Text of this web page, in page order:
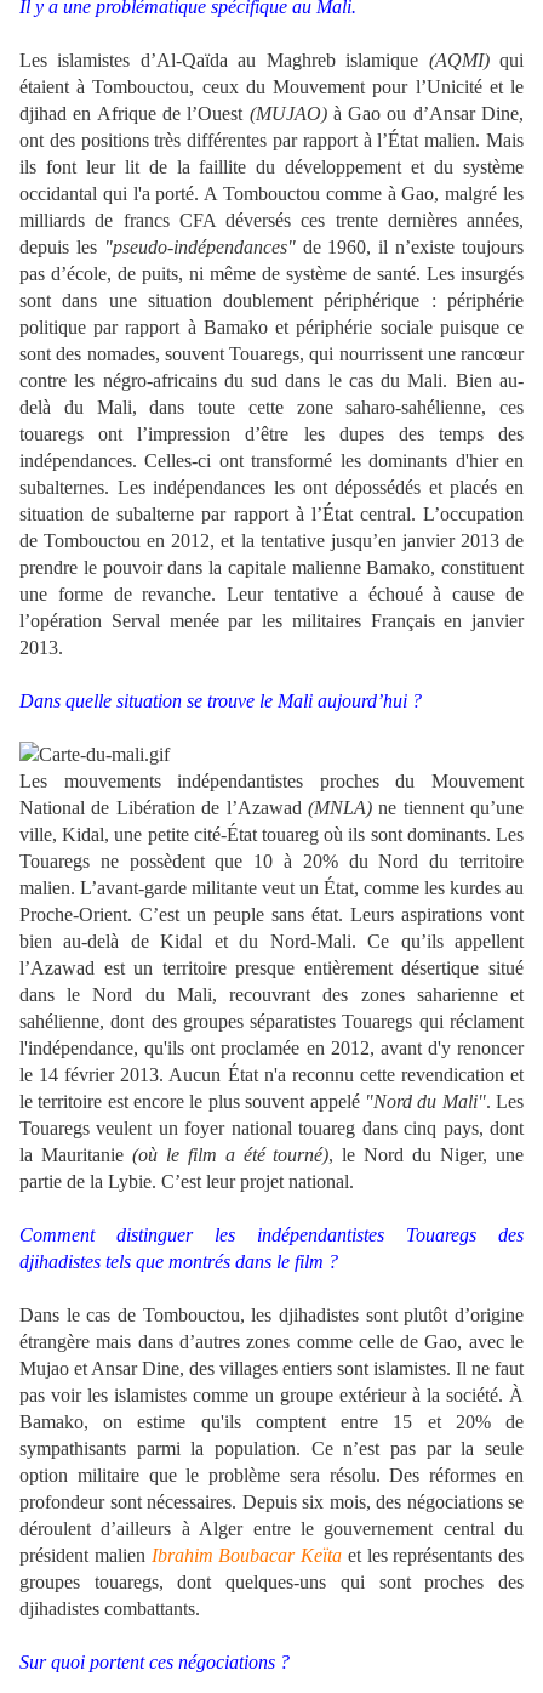
Il y a une problématique spécifique au Mali.
Les islamistes d’Al-Qaïda au Maghreb islamique (AQMI)qui
étaient à Tombouctou, ceux du Mouvement pour l’Unicité et le
djihad en Afrique de l’Ouest (MUJAO)à Gao ou d’Ansar Dine,
ont des positions très différentes par rapport à l’État malien. Mais
ils font leur lit de la faillite du développement et du système
occidantal qui l'a porté. A Tombouctou comme à Gao, malgré les
milliards de francs CFA déversés ces trente dernières années,
depuis les "pseudo-indépendances"de 1960, il n’existe toujours
pas d’école, de puits, ni même de système de santé. Les insurgés
sont dans une situation doublement périphérique : périphérie
politique par rapport à Bamako et périphérie sociale puisque ce
sont des nomades, souvent Touaregs, qui nourrissent une rancœur
contre les négro-africains du sud dans le cas du Mali. Bien au-
delà du Mali, dans toute cette zone saharo-sahélienne, ces
touaregs ont l’impression d’être les dupes des temps des
indépendances. Celles-ci ont transformé les dominants d'hier en
subalternes. Les indépendances les ont dépossédés et placés en
situation de subalterne par rapport à l’État central. L’occupation
de Tombouctou en 2012, et la tentative jusqu’en janvier 2013 de
prendre le pouvoir dans la capitale malienne Bamako, constituent
une forme de revanche. Leur tentative a échoué à cause de
l’opération Serval menée par les militaires Français en janvier
2013.
Dans quelle situation se trouve le Mali aujourd’hui ?
Les mouvements indépendantistes proches du Mouvement
National de Libération de l’Azawad (MNLA)ne tiennent qu’une
ville, Kidal, une petite cité-État touareg où ils sont dominants. Les
Touaregs ne possèdent que 10 à 20% du Nord du territoire
malien. L’avant-garde militante veut un État, comme les kurdes au
Proche-Orient. C’est un peuple sans état. Leurs aspirations vont
bien au-delà de Kidal et du Nord-Mali. Ce qu’ils appellent
l’Azawad est un territoire presque entièrement désertique situé
dans le Nord du Mali, recouvrant des zones saharienne et
sahélienne, dont des groupes séparatistes Touaregs qui réclament
l'indépendance, qu'ils ont proclamée en 2012, avant d'y renoncer
le 14 février 2013. Aucun État n'a reconnu cette revendication et
le territoire est encore le plus souvent appelé "Nord du Mali". Les
Touaregs veulent un foyer national touareg dans cinq pays, dont
la Mauritanie (où le film a été tourné), le Nord du Niger, une
partie de la Lybie. C’est leur projet national.
Comment distinguer les indépendantistes Touaregs des
djihadistes tels que montrés dans le film ?
Dans le cas de Tombouctou, les djihadistes sont plutôt d’origine
étrangère mais dans d’autres zones comme celle de Gao, avec le
Mujao et Ansar Dine, des villages entiers sont islamistes. Il ne faut
pas voir les islamistes comme un groupe extérieur à la société. À
Bamako, on estime qu'ils comptent entre 15 et 20% de
sympathisants parmi la population. Ce n’est pas par la seule
option militaire que le problème sera résolu. Des réformes en
profondeur sont nécessaires. Depuis six mois, des négociations se
déroulent d’ailleurs à Alger entre le gouvernement central du
président malien Ibrahim Boubacar Keïta et les représentants des
groupes touaregs, dont quelques-uns qui sont proches des
djihadistes combattants.
Sur quoi portent ces négociations ?